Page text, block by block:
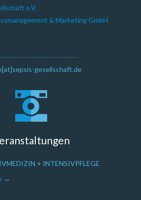
e.V.
& Marketing GmbH
gesellschaft.de
+ INTENSIVPFLEGE